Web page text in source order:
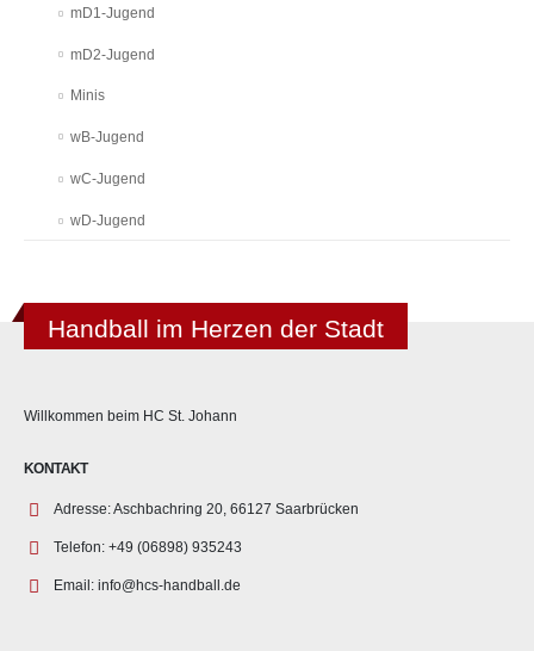
mD1-Jugend
mD2-Jugend
Minis
wB-Jugend
wC-Jugend
wD-Jugend
Handball im Herzen der Stadt
Willkommen beim HC St. Johann
KONTAKT
Adresse:Aschbachring 20, 66127 Saarbrücken
Telefon: +49 (06898) 935243
Email: info@hcs-handball.de